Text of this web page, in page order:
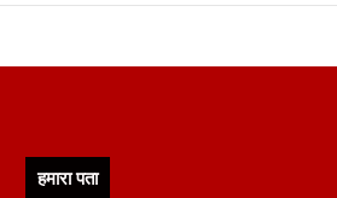
हमारा पता